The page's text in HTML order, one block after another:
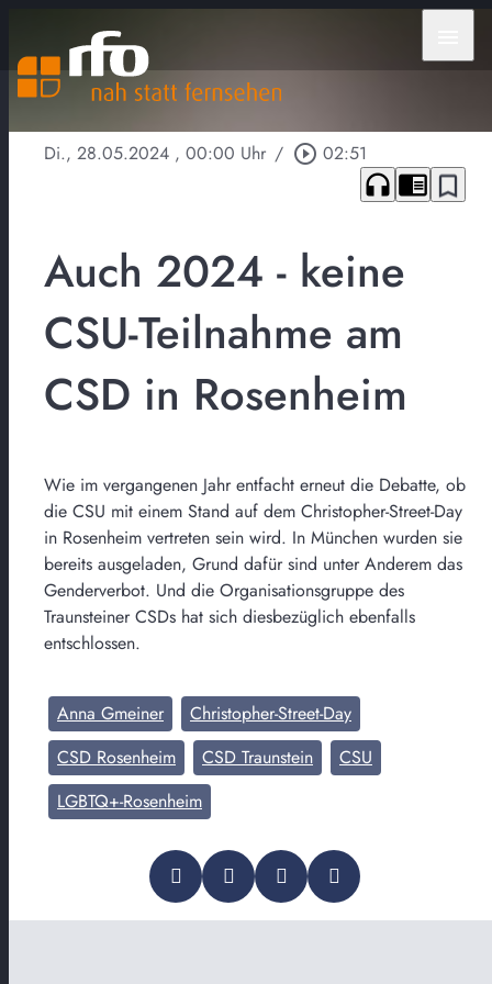
Di., 28.05.2024 , 00:00 Uhr / play_circle_outline 02:51
headphones chrome_reader_mode bookmark_border
Auch 2024 - keine
CSU-Teilnahme am
CSD in Rosenheim
Wie im vergangenen Jahr entfacht erneut die Debatte, ob
die CSU mit einem Stand auf dem Christopher-Street-Day
in Rosenheim vertreten sein wird. In München wurden sie
bereits ausgeladen, Grund dafür sind unter Anderem das
Genderverbot. Und die Organisationsgruppe des
Traunsteiner CSDs hat sich diesbezüglich ebenfalls
entschlossen.
Anna Gmeiner
Christopher-Street-Day
CSD Rosenheim
CSD Traunstein
CSU
LGBTQ+-Rosenheim